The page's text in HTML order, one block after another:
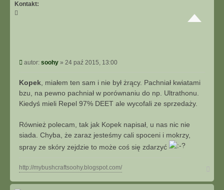
Kontakt:
k
u
s
ę
s
o
h
y
P
s
autor: soohy » 24 paź 2015, 13:00
Kopek, miałem ten sam i nie był żrący. Pachniał kwiatami
bzu, na pewno pachniał w porównaniu do np. Ultrathonu.
Kiedyś mieli Repel 97% DEET ale wycofali ze sprzedaży.
Również polecam, tak jak Kopek napisał, u nas nic nie
siada. Chyba, że zaraz jesteśmy cali spoceni i mokrzy,
spray ze skóry zejdzie to może coś się zdarzyć
http://mybushcraftsoohy.blogspot.com/
g